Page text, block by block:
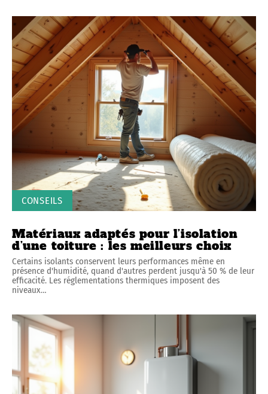
CONSEILS
Matériaux adaptés pour l’isolation
d’une toiture : les meilleurs choix
Certains isolants conservent leurs performances même en
présence d'humidité, quand d'autres perdent jusqu'à 50 % de leur
efficacité. Les réglementations thermiques imposent des
niveaux…